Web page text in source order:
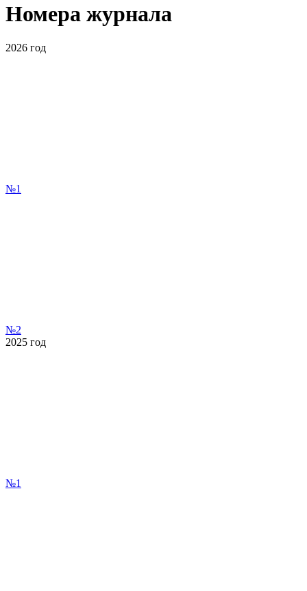
Номера журнала
2026 год
№1
№2
2025 год
№1